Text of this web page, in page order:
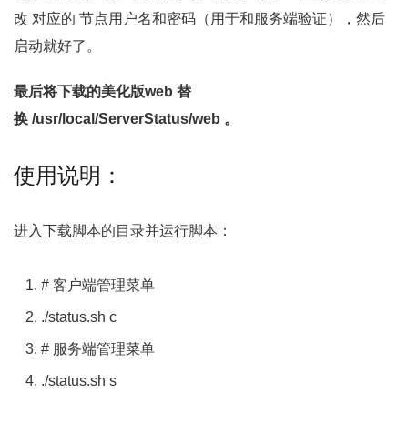
改 对应的 节点用户名和密码（用于和服务端验证），然后
启动就好了。
最后将下载的美化版web 替
换 /usr/local/ServerStatus/web 。
使用说明：
进入下载脚本的目录并运行脚本：
# 客户端管理菜单
./status.sh c
# 服务端管理菜单
./status.sh s